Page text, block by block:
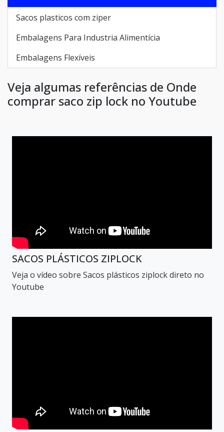
Sacos plasticos com ziper
Embalagens Para Industria Alimentícia
Embalagens Flexíveis
Veja algumas referências de Onde
comprar saco zip lock no Youtube
SACOS PLÁSTICOS ZIPLOCK
Veja o vídeo sobre Sacos plásticos ziplock direto no
Youtube